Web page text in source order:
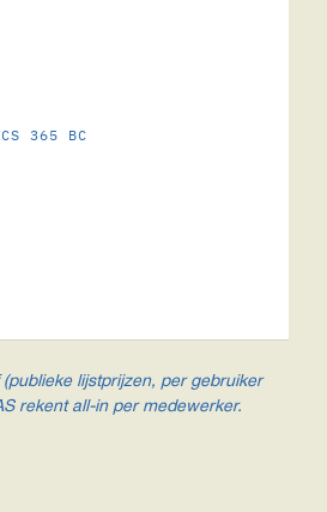
lijstprijzen, per gebruiker
rekent all-in per medewerker.